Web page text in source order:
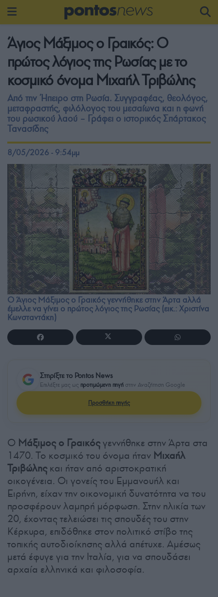
Άγιος Μάξιμος ο Γραικός: Ο
πρώτος λόγιος της Ρωσίας με το
κοσμικό όνομα Μιχαήλ Τριβώλης
Από την Ήπειρο στη Ρωσία. Συγγραφέας, θεολόγος,
μεταφραστής, φιλόλογος του μεσαίωνα και η φωνή
του ρωσικού λαού – Γράφει ο ιστορικός Σπάρτακος
Τανασίδης
8/05/2026 - 9:54μμ
Ο Άγιος Μάξιμος ο Γραικός γεννήθηκε στην Άρτα αλλά
έμελλε να γίνει ο πρώτος λόγιος της Ρωσίας (εικ.: Χριστίνα
Κωνσταντάκη)
Στηρίξτε το Pontos News
Επιλέξτε μας ως προτιμώμενη πηγή στην Αναζήτηση Google
Προσθήκη πηγής
Ο Μάξιμος ο Γραικόςγεννήθηκε στην Άρτα στα
1470. Το κοσμικό του όνομα ήταν Μιχαήλ
Τριβώληςκαι ήταν από αριστοκρατική
οικογένεια. Οι γονείς του Εμμανουήλ και
Ειρήνη, είχαν την οικονομική δυνατότητα να του
προσφέρουν λαμπρή μόρφωση. Στην ηλικία των
20, έχοντας τελειώσει τις σπουδές του στην
Κέρκυρα, επιδόθηκε στον πολιτικό στίβο της
τοπικής αυτοδιοίκησης αλλά απέτυχε. Αμέσως
μετά έφυγε για την Ιταλία, για να σπουδάσει
αρχαία ελληνικά και φιλοσοφία.